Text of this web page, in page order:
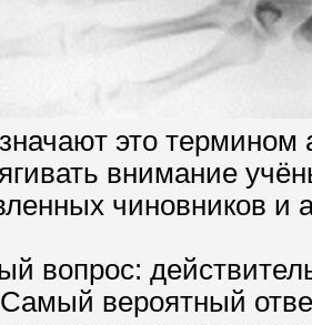
это
внимание
чиновников и
вопрос:
вероятный